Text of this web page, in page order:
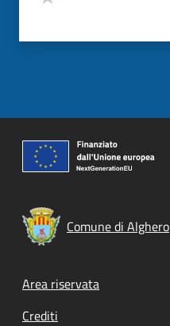
Comune di Alghero
Footer menu
Area riservata
Crediti